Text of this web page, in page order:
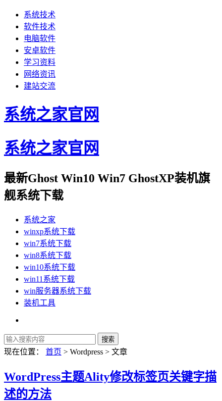
系统技术
软件技术
电脑软件
安卓软件
学习资料
网络资讯
建站交流
系统之家官网
系统之家官网
最新Ghost Win10 Win7 GhostXP装机旗
舰系统下载
系统之家
winxp系统下载
win7系统下载
win8系统下载
win10系统下载
win11系统下载
win服务器系统下载
装机工具
现在位置： 首页 > Wordpress > 文章
WordPress主题Ality修改标签页关键字描
述的方法